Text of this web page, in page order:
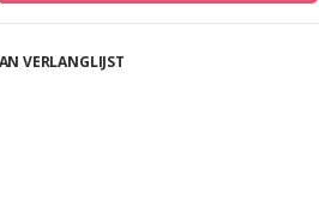
VERLANGLIJST